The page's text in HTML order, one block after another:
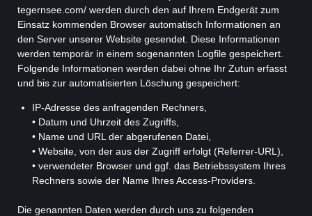
tegernsee.com/ werden durch den auf Ihrem Endgerät zum
Einsatz kommenden Browser automatisch Informationen an
den Server unserer Website gesendet. Diese Informationen
werden temporär in einem sogenannten Logfile gespeichert.
Folgende Informationen werden dabei ohne Ihr Zutun erfasst
und bis zur automatisierten Löschung gespeichert:
IP-Adresse des anfragenden Rechners,
• Datum und Uhrzeit des Zugriffs,
• Name und URL der abgerufenen Datei,
• Website, von der aus der Zugriff erfolgt (Referrer-URL),
• verwendeter Browser und ggf. das Betriebssystem Ihres
Rechners sowie der Name Ihres Access-Providers.
Die genannten Daten werden durch uns zu folgenden